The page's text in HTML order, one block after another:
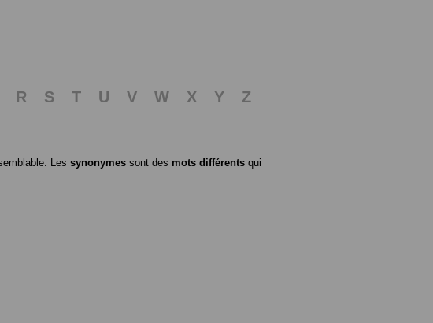
R S T U V W X Y
Z
Les synonymes sont des mots différents qui